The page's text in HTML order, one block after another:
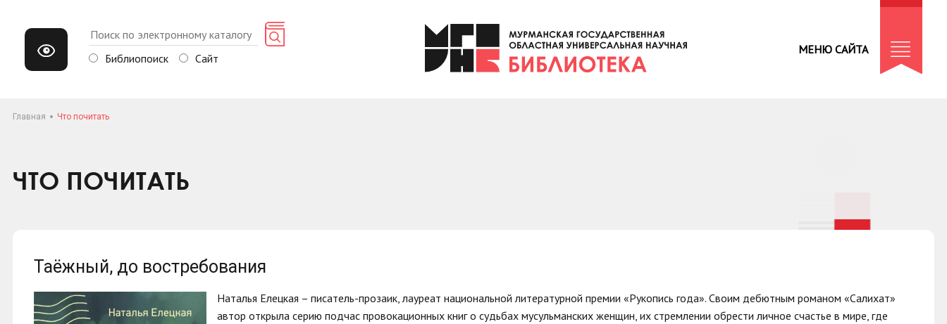
Библиопоиск Сайт
МЕНЮ САЙТА
Главная Что почитать
ЧТО ПОЧИТАТЬ
Таёжный, до востребования
Наталья Елецкая – писатель-прозаик, лауреат национальной литературной премии «Рукопись года». Своим дебютным романом «Салихат»
автор открыла серию подчас провокационных книг о судьбах мусульманских женщин, их стремлении обрести личное счастье в мире, где